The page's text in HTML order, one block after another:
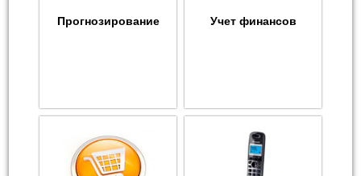
Прогнозирование Учет финансов